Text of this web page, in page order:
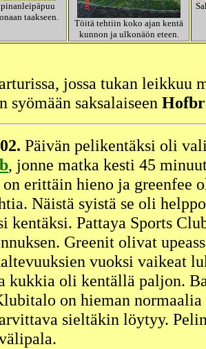
taakseen.
Töitä tehtiin koko ajan kentä
kunnon ja ulkonäön eteen.
jossa tukan leikkuu
syömään saksalaiseen
Päivän pelikentäksi oli
, jonne matka kesti 45
erittäin hieno ja greenfee
Näistä syistä se oli
kentäksi. Pattaya Sports
Greenit olivat
vuoksi vaikeat
kukkia oli kentällä paljon.
on hieman normaalia
sieltäkin löytyy.